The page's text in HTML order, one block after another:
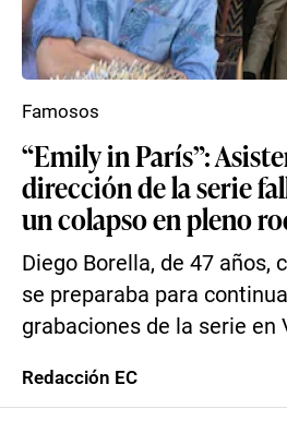
“Emily in París”:
dirección de la serie
un colapso en pleno
Diego Borella, de 47 años,
se preparaba para
grabaciones de la serie en
Famosos
Redacción EC